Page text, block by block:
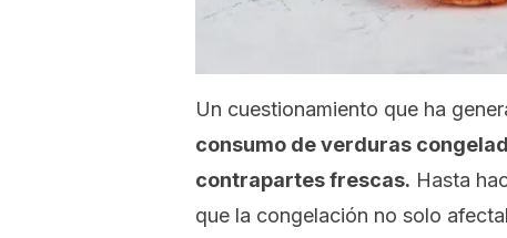
Un cuestionamiento que ha
consumo de verduras
contrapartes frescas. Hasta
que la congelación no solo